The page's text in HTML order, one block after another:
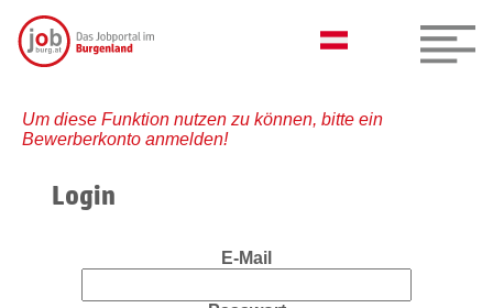
Um diese Funktion nutzen zu können, bitte ein
Bewerberkonto anmelden!
Login
E-Mail